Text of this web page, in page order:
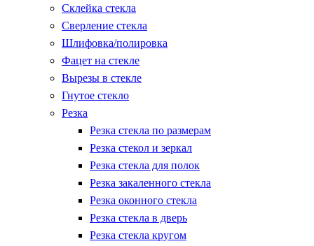
Склейка стекла
Сверление стекла
Шлифовка/полировка
Фацет на стекле
Вырезы в стекле
Гнутое стекло
Резка
Резка стекла по размерам
Резка стекол и зеркал
Резка стекла для полок
Резка закаленного стекла
Резка оконного стекла
Резка стекла в дверь
Резка стекла кругом